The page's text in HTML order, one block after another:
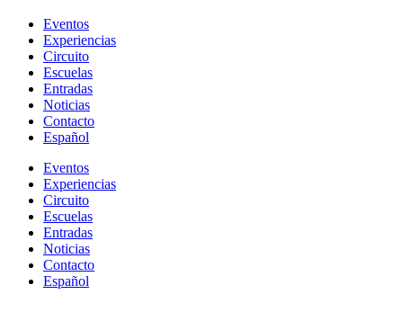
Eventos
Experiencias
Circuito
Escuelas
Entradas
Noticias
Contacto
Español
Eventos
Experiencias
Circuito
Escuelas
Entradas
Noticias
Contacto
Español